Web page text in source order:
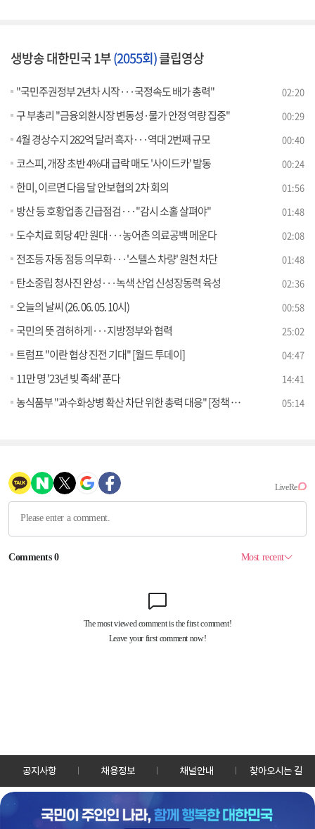
생방송 대한민국 1부(2055회)클립영상
"국민주권정부 2년차 시작···국정속도 배가 총력" 02:20
구 부총리 "금융외환시장 변동성·물가 안정 역량 집중" 00:29
4월 경상수지 282억 달러 흑자···역대 2번째 규모 00:40
코스피, 개장 초반 4%대 급락 매도 '사이드카' 발동 00:24
한미, 이르면 다음 달 안보협의 2차 회의 01:56
방산 등 호황업종 긴급점검···"감시 소홀 살펴야" 01:48
도수치료 회당 4만 원대···농어촌 의료공백 메운다 02:08
전조등 자동 점등 의무화···'스텔스 차량' 원천 차단 01:48
탄소중립 청사진 완성···녹색 산업 신성장동력 육성 02:36
오늘의 날씨 (26. 06. 05. 10시) 00:58
국민의 뜻 겸허하게···지방정부와 협력 25:02
트럼프 "이란 협상 진전 기대" [월드 투데이] 04:47
11만 명 '23년 빚 족쇄' 푼다 14:41
농식품부 "과수화상병 확산 차단 위한 총력 대응" [정책 바로보기] 05:14
공지사항 채용정보 채널안내 찾아오시는 길
30128 세종특별자치시 정부2청사로 13 한국정책방송원 KTV
TEL: 044-204-8000